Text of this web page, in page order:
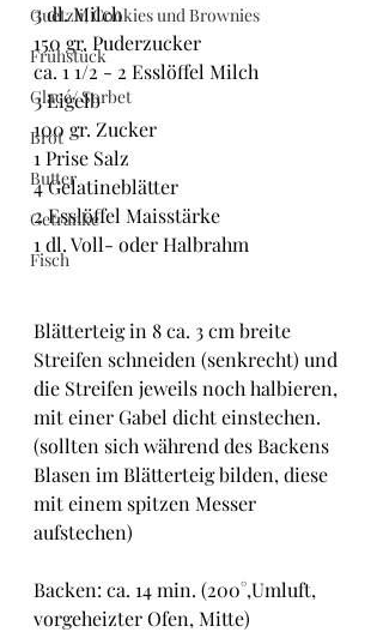
Guetzli, Cookies und Brownies
Frühstück
Glacé/ Sorbet
Brot
Butter
Getränke
Fisch
3 dl. Milch
150 gr. Puderzucker
ca. 1 1/2 - 2 Esslöffel Milch
3 Eigelb
100 gr. Zucker
1 Prise Salz
4 Gelatineblätter
2 Esslöffel Maisstärke
1 dl. Voll- oder Halbrahm
Blätterteig in 8 ca. 3 cm breite
Streifen schneiden (senkrecht) und
die Streifen jeweils noch halbieren,
mit einer Gabel dicht einstechen.
(sollten sich während des Backens
Blasen im Blätterteig bilden, diese
mit einem spitzen Messer
aufstechen)
Backen: ca. 14 min. (200°,Umluft,
vorgeheizter Ofen, Mitte)